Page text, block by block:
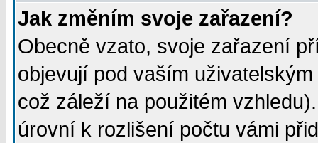
Jak změním svoje zařazení?
Obecně vzato, svoje zařazení
objevují pod vaším
což záleží na použitém
úrovní k rozlišení počtu vámi